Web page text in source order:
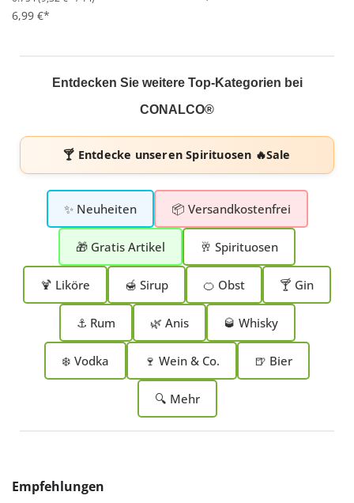
6,99 €*
Entdecken Sie weitere Top-Kategorien bei
CONALCO®
🍸 Entdecke unserenSpirituosen 🔥Sale
✨ Neuheiten 📦 Versandkostenfrei
🎁 Gratis Artikel 🥂 Spirituosen
🍹 Liköre 🍯 Sirup 🍊 Obst 🍸 Gin
⚓ Rum 🌿 Anis 🥃 Whisky
❄️ Vodka 🍷 Wein & Co. 🍺 Bier
🔍 Mehr
Produktgalerie überspringen
Empfehlungen